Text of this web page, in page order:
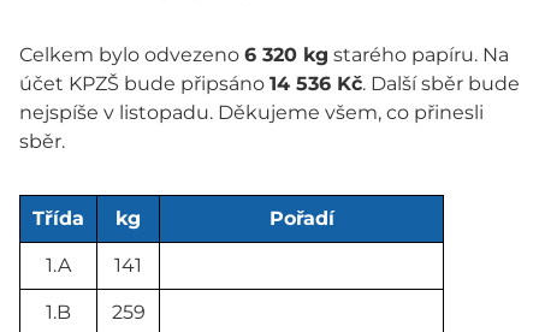
Celkem bylo odvezeno 6 320 kg starého papíru. Na
účet KPZŠ bude připsáno 14 536 Kč. Další sběr bude
nejspíše v listopadu. Děkujeme všem, co přinesli
sběr.
Třída kg Pořadí
1.A 141
1.B 259